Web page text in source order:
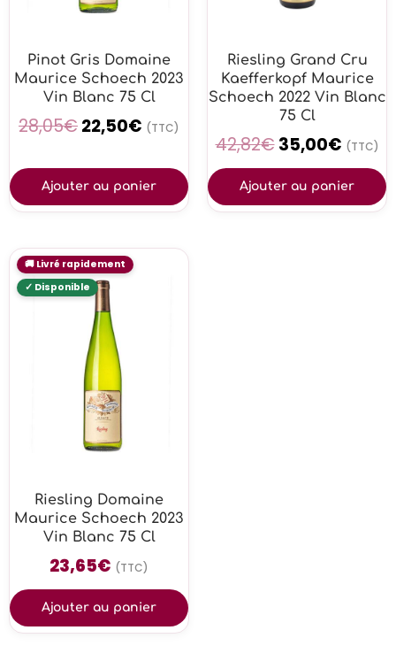
Pinot Gris Domaine
Maurice Schoech 2023
Vin Blanc 75 Cl
28,05€22,50€ (TTC)
Ajouter au panier
Riesling Grand Cru
Kaefferkopf Maurice
Schoech 2022 Vin Blanc
75 Cl
42,82€ 35,00€ (TTC)
Ajouter au panier
Riesling Domaine
Maurice Schoech 2023
Vin Blanc 75 Cl
23,65€ (TTC)
Ajouter au panier